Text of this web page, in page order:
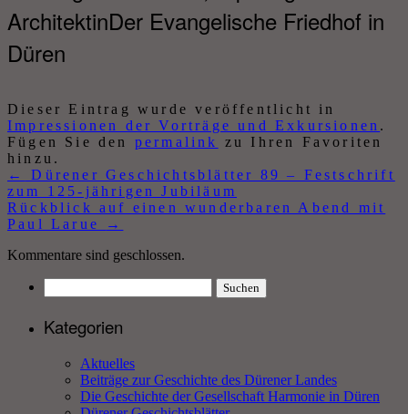
ArchitektinDer Evangelische Friedhof in
Düren
Dieser Eintrag wurde veröffentlicht in
Impressionen der Vorträge und Exkursionen .
Fügen Sie den permalink
zu Ihren Favoriten
hinzu.
←
Dürener Geschichtsblätter 89 – Festschrift
zum 125-jährigen Jubiläum
Rückblick auf einen wunderbaren Abend mit
Paul Larue
→
Kommentare sind geschlossen.
nach:
Kategorien
Aktuelles
Beiträge zur Geschichte des Dürener Landes
Die Geschichte der Gesellschaft Harmonie in Düren